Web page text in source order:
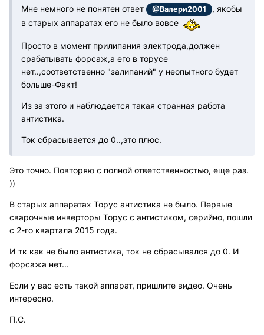
Мне немного не понятен ответ @Валери2001
, якобы
в старых аппаратах его не было вовсе
Просто в момент прилипания электрода,должен
срабатывать форсаж,а его в торусе
нет..,соответственно "залипаний" у неопытного будет
больше-Факт!
Из за этого и наблюдается такая странная работа
антистика.
Ток сбрасывается до 0..,это плюс.
Это точно. Повторяю с полной ответственностью, еще раз.
))
В старых аппаратах Торус антистика не было. Первые
сварочные инверторы Торус с антистиком, серийно, пошли
с 2-го квартала 2015 года.
И тк как не было антистика, ток не сбрасывался до 0. И
форсажа нет...
Если у вас есть такой аппарат, пришлите видео. Очень
интересно.
П.С.